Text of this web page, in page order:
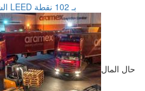
«الشراع» يحصل على بلاتينية LEED بـ 102 نقطة
حال المال